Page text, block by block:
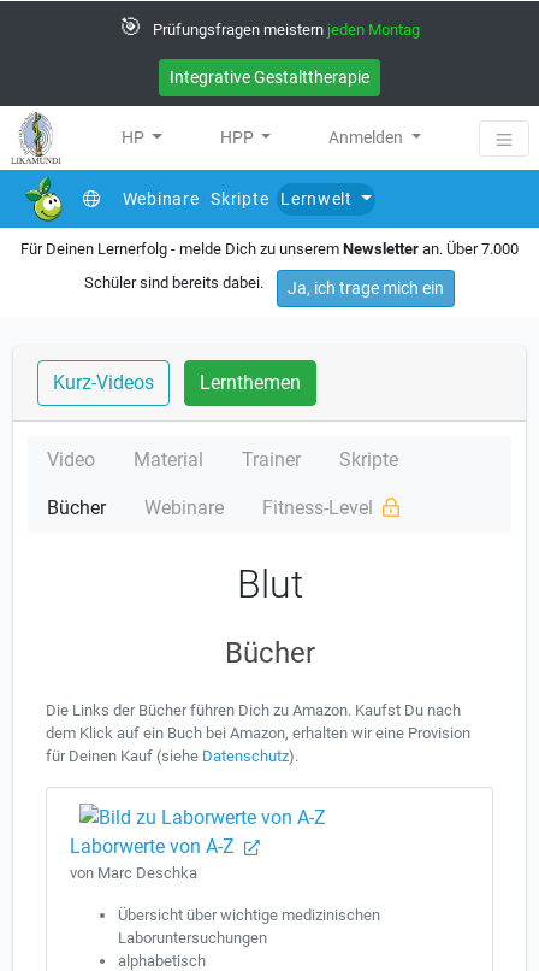
🎯 Prüfungsfragen meistern jeden Montag
Integrative Gestalttherapie
HP HPP Anmelden
Webinare Skripte Lernwelt
Für Deinen Lernerfolg - melde Dich zu unserem Newsletter an. Über 7.000
Schüler sind bereits dabei.
Ja, ich trage mich ein
Kurz-Videos Lernthemen
Video Material Trainer Skripte
Bücher Webinare Fitness-Level
Blut
Bücher
Die Links der Bücher führen Dich zu Amazon. Kaufst Du nach
dem Klick auf ein Buch bei Amazon, erhalten wir eine Provision
für Deinen Kauf (siehe Datenschutz).
Laborwerte von A-Z
von Marc Deschka
Übersicht über wichtige medizinischen
Laboruntersuchungen
alphabetisch